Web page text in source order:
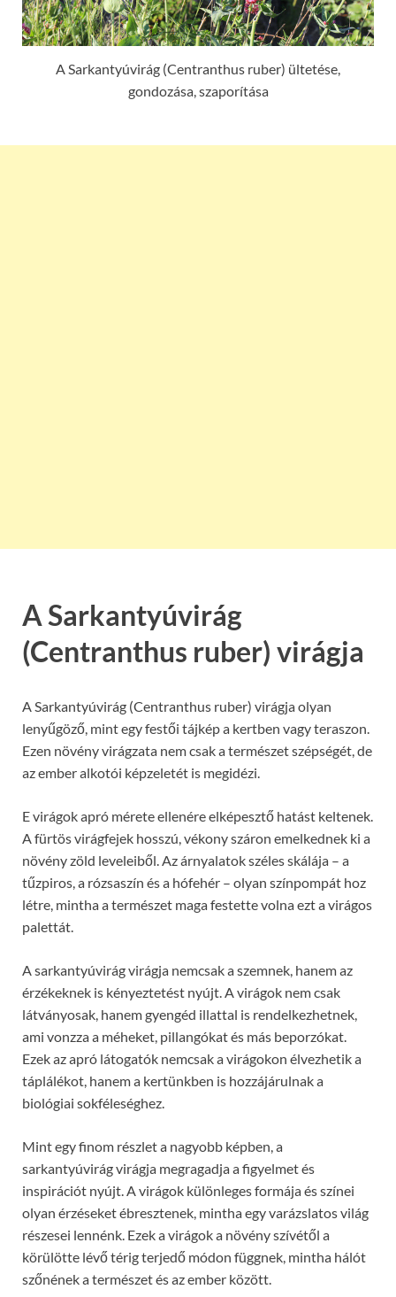
A Sarkantyúvirág (Centranthus ruber) ültetése,
gondozása, szaporítása
A Sarkantyúvirág
(Centranthus ruber) virágja
A Sarkantyúvirág (Centranthus ruber) virágja olyan
lenyűgöző, mint egy festői tájkép a kertben vagy teraszon.
Ezen növény virágzata nem csak a természet szépségét, de
az ember alkotói képzeletét is megidézi.
E virágok apró mérete ellenére elképesztő hatást keltenek.
A fürtös virágfejek hosszú, vékony száron emelkednek ki a
növény zöld leveleiből. Az árnyalatok széles skálája – a
tűzpiros, a rózsaszín és a hófehér – olyan színpompát hoz
létre, mintha a természet maga festette volna ezt a virágos
palettát.
A sarkantyúvirág virágja nemcsak a szemnek, hanem az
érzékeknek is kényeztetést nyújt. A virágok nem csak
látványosak, hanem gyengéd illattal is rendelkezhetnek,
ami vonzza a méheket, pillangókat és más beporzókat.
Ezek az apró látogatók nemcsak a virágokon élvezhetik a
táplálékot, hanem a kertünkben is hozzájárulnak a
biológiai sokféleséghez.
Mint egy finom részlet a nagyobb képben, a
sarkantyúvirág virágja megragadja a figyelmet és
inspirációt nyújt. A virágok különleges formája és színei
olyan érzéseket ébresztenek, mintha egy varázslatos világ
részesei lennénk. Ezek a virágok a növény szívétől a
körülötte lévő térig terjedő módon függnek, mintha hálót
szőnének a természet és az ember között.